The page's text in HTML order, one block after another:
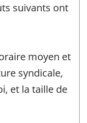
suivants ont
moyen et
syndicale,
et la taille de